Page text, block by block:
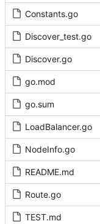
Constants.go
Discover_test.go
Discover.go
go.mod
go.sum
LoadBalancer.go
NodeInfo.go
README.md
Route.go
TEST.md